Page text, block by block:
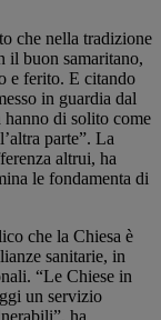
che nella tradizione
il buon samaritano,
e ferito. E citando
in guardia dal
di solito come
parte”. La
altrui, ha
le fondamenta di
che la Chiesa è
sanitarie, in
“Le Chiese in
un servizio